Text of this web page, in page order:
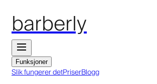
barberly
Funksjoner
Slik fungerer detPriserBlogg